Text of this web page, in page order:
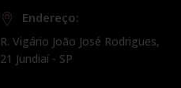
Endereço:
R. Vigário João José Rodrigues,
21 Jundiaí - SP